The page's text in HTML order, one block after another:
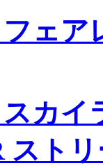
ェア
カイ
スト